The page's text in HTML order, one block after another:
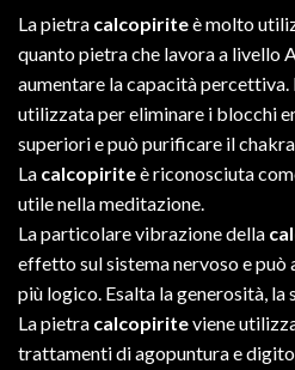
La pietra calcopiriteè molto
quanto pietra che lavora a livello
aumentare la capacità percettiva.
utilizzata per eliminare i blocchi
superiori e può purificare il
La calcopiriteè riconosciuta
utile nella meditazione.
La particolare vibrazione della
effetto sul sistema nervoso e può
più logico. Esalta la generosità,
La pietra calcopiriteviene
trattamenti di agopuntura e